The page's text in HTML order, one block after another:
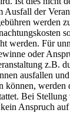
der
werden
werden. Für
oder
z.B.
ausfallen
können, werden
Bei Stellung
Anspruch